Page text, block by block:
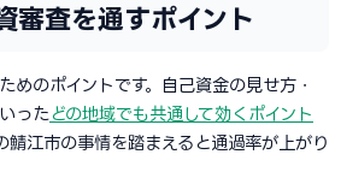
審査を通すポイント
めのポイントです。自己資金の見せ方・
った どの地域でも共通して効くポイント
鯖江市の事情を踏まえると通過率が上がり